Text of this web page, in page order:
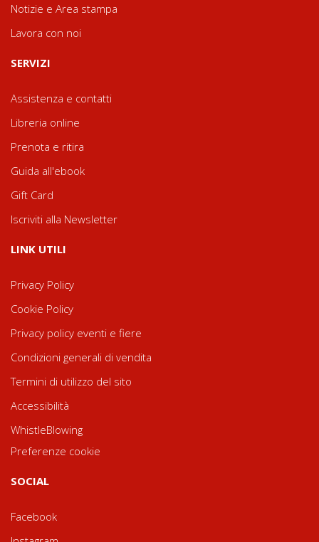
Notizie e Area stampa
Lavora con noi
SERVIZI
Assistenza e contatti
Libreria online
Prenota e ritira
Guida all'ebook
Gift Card
Iscriviti alla Newsletter
LINK UTILI
Privacy Policy
Cookie Policy
Privacy policy eventi e fiere
Condizioni generali di vendita
Termini di utilizzo del sito
Accessibilità
WhistleBlowing
Preferenze cookie
SOCIAL
Facebook